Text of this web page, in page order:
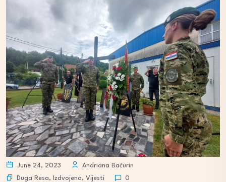
June 24, 2023
Andriana Baćurin
Duga Resa, Izdvojeno, Vijesti 0